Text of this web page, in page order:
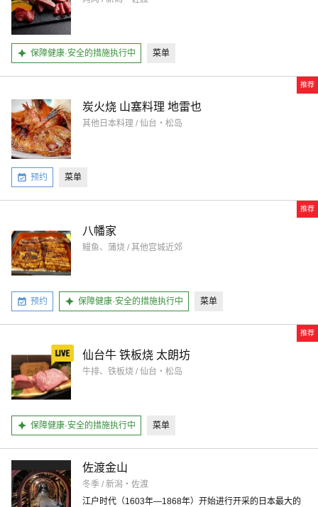
保障健康·安全的措施执行中 菜单
推荐
炭火烧 山塞料理 地雷也
其他日本料理 / 仙台・松岛
预约 菜单
推荐
八幡家
鳗鱼、蒲烧 / 其他宫城近郊
预约 保障健康·安全的措施执行中 菜单
推荐
仙台牛 铁板烧 太朗坊
牛排、铁板烧 / 仙台・松岛
保障健康·安全的措施执行中 菜单
佐渡金山
冬季 / 新潟・佐渡
江户时代（1603年―1868年）开始进行开采的日本最大的